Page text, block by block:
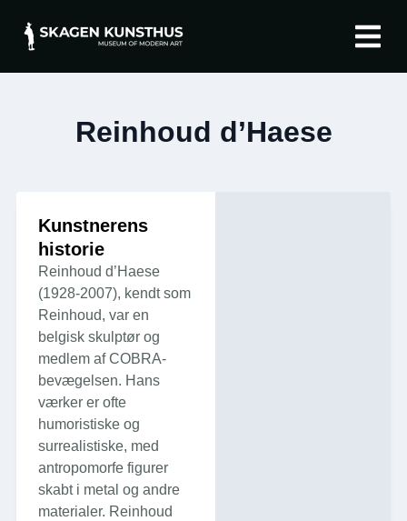
Reinhoud d’Haese
Kunstnerens
historie
Reinhoud d’Haese
(1928-2007), kendt som
Reinhoud, var en
belgisk skulptør og
medlem af COBRA-
bevægelsen. Hans
værker er ofte
humoristiske og
surrealistiske, med
antropomorfe figurer
skabt i metal og andre
materialer. Reinhoud